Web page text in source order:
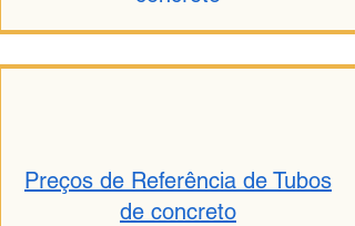
Preços de Referência de Tubos
de concreto